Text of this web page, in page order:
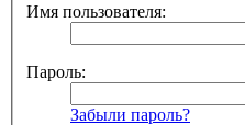
Имя пользователя:
Пароль:
Забыли пароль?